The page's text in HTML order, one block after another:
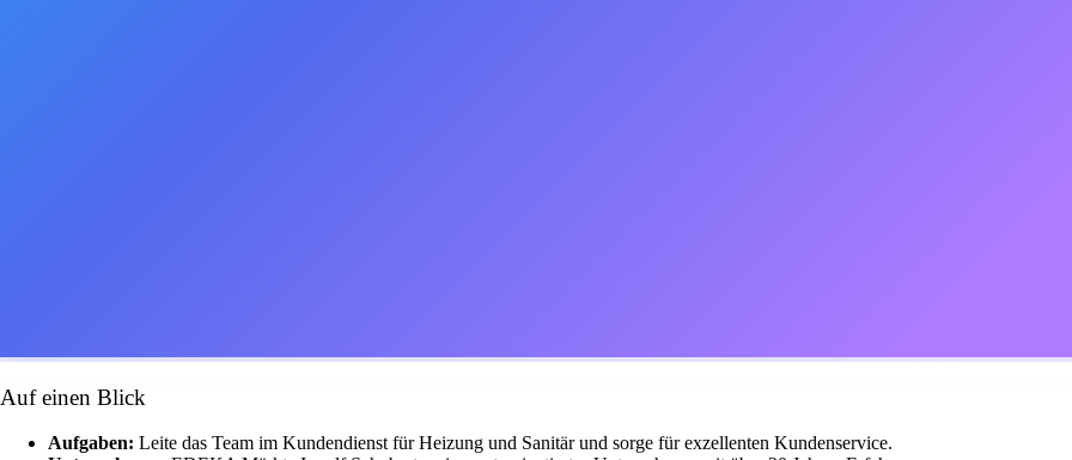
Auf einen Blick
Aufgaben: Leite das Team im Kundendienst für Heizung und Sanitär und sorge für exzellenten Kundenservice.